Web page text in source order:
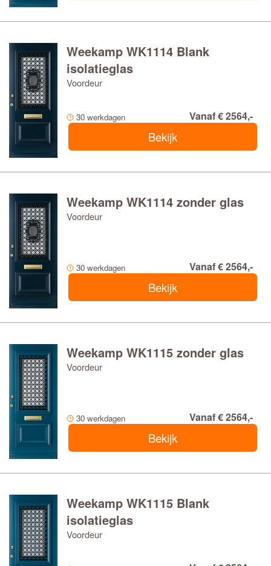
Weekamp WK1114 Blank
isolatieglas
Voordeur
30 werkdagen Vanaf € 2564,-
Bekijk
Weekamp WK1114 zonder glas
Voordeur
30 werkdagen Vanaf € 2564,-
Bekijk
Weekamp WK1115 zonder glas
Voordeur
30 werkdagen Vanaf € 2564,-
Bekijk
Weekamp WK1115 Blank
isolatieglas
Voordeur